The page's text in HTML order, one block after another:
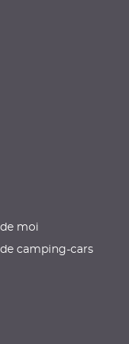
moi
camping-cars